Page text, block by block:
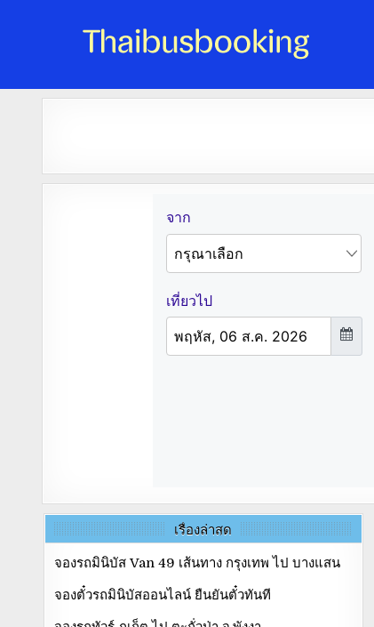
จองตั๋วรถออนไลน์ 24 ชั่วโมง
เรื่องล่าสุด
จองรถมินิบัส Van 49 เส้นทาง กรุงเทพ ไป บางแสน
จองตั๋วรถมินิบัสออนไลน์ ยืนยันตั๋วทันที